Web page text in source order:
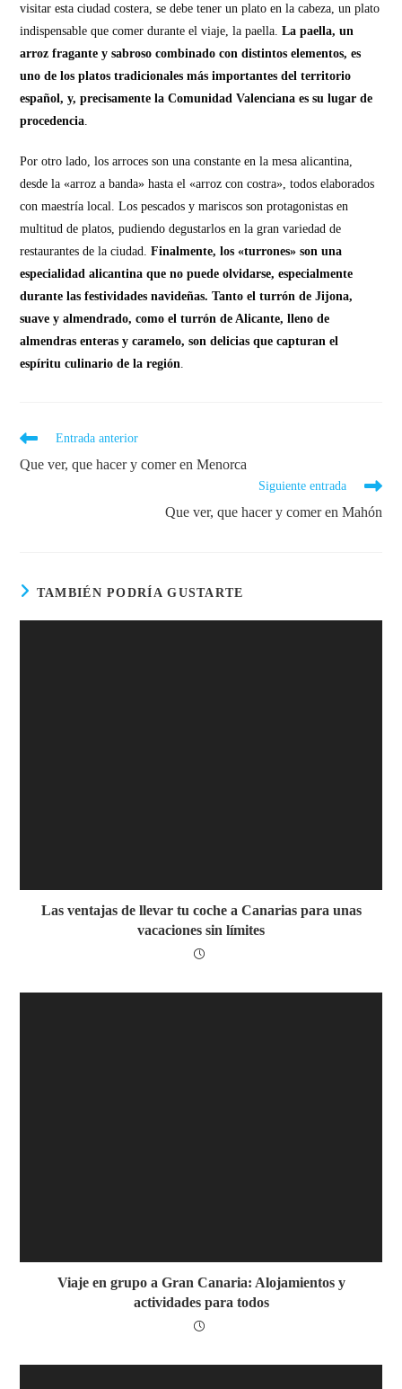
visitar esta ciudad costera, se debe tener un plato en la cabeza, un plato
indispensable que comer durante el viaje, la paella.La paella, un
arroz fragante y sabroso combinado con distintos elementos, es
uno de los platos tradicionales más importantes del territorio
español, y, precisamente la Comunidad Valenciana es su lugar de
procedencia.
Por otro lado, los arroces son una constante en la mesa alicantina,
desde la «arroz a banda» hasta el «arroz con costra», todos elaborados
con maestría local. Los pescados y mariscos son protagonistas en
multitud de platos, pudiendo degustarlos en la gran variedad de
restaurantes de la ciudad.Finalmente, los «turrones» son una
especialidad alicantina que no puede olvidarse, especialmente
durante las festividades navideñas. Tanto el turrón de Jijona,
suave y almendrado, como el turrón de Alicante, lleno de
almendras enteras y caramelo, son delicias que capturan el
espíritu culinario de la región.
Entrada anterior
Que ver, que hacer y comer en Menorca
Siguiente entrada
Que ver, que hacer y comer en Mahón
TAMBIÉN PODRÍA GUSTARTE
Las ventajas de llevar tu coche a Canarias para unas
vacaciones sin límites
Viaje en grupo a Gran Canaria: Alojamientos y
actividades para todos